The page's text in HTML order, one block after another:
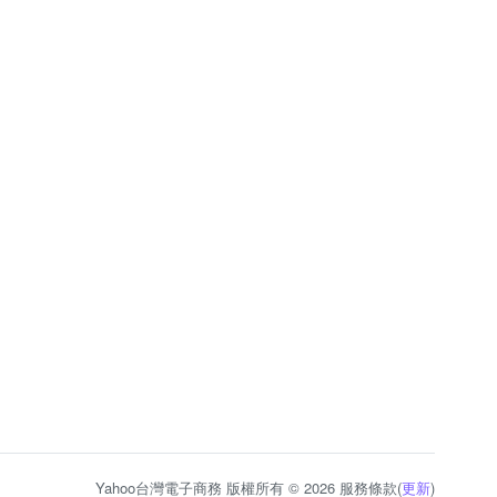
Yahoo台灣電子商務 版權所有 © 2026 服務條款(更新)